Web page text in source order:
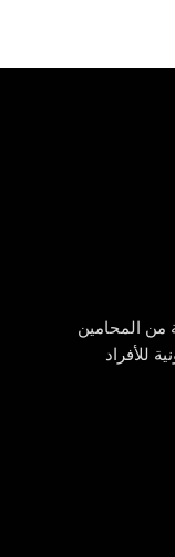
من المحامين
للأفراد